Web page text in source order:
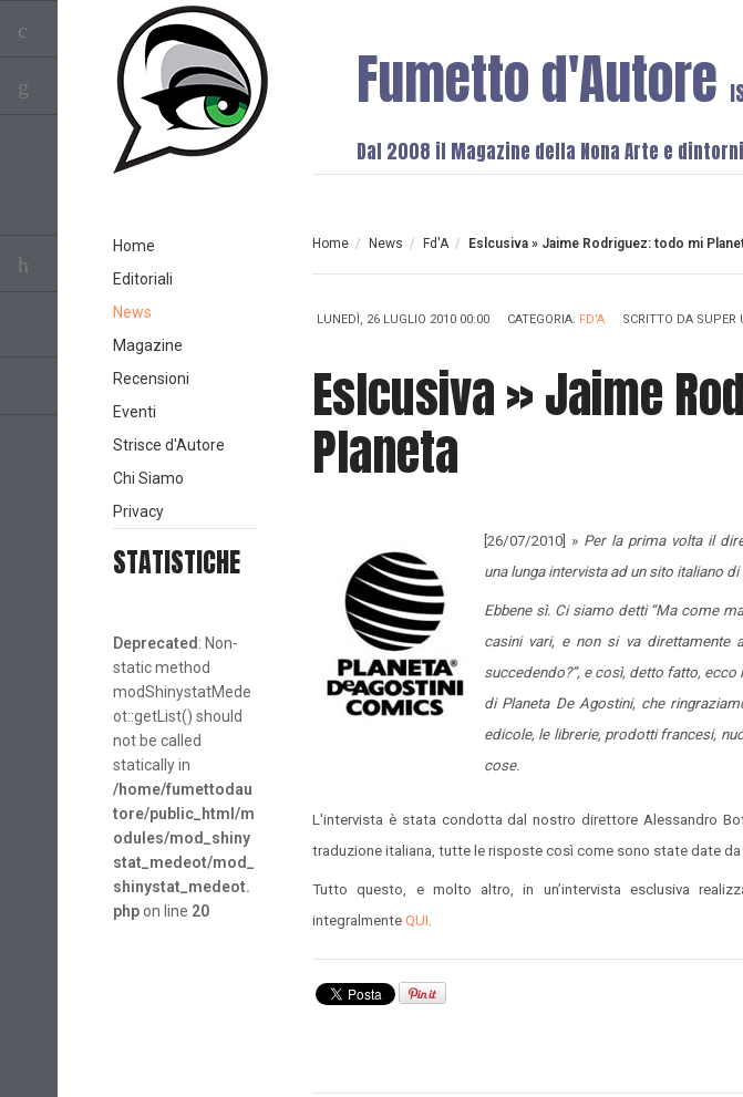
Fumetto d'Autore
Dal 2008 il Magazine della Nona Arte e
Home / News / Fd'A / Eslcusiva » Jaime Rodriguez: todo mi
LUNEDÌ, 26 LUGLIO 2010 00:00 CATEGORIA: FD'A SCRITTO DA SUPER
Eslcusiva » Jaime
Planeta
[26/07/2010] » Per la prima volta il
una lunga intervista ad un sito italiano
Ebbene sì. Ci siamo detti “Ma come
casini vari, e non si va direttamente
succedendo?”, e così, detto fatto,
di Planeta De Agostini, che
edicole, le librerie, prodotti francesi,
cose.
L'intervista è stata condotta dal nostro direttore Alessandro
traduzione italiana, tutte le risposte così come sono state date da
Tutto questo, e molto altro, in un’intervista esclusiva
integralmente QUI.
Home
Editoriali
News
Magazine
Recensioni
Eventi
Strisce d'Autore
Chi Siamo
Privacy
STATISTICHE
Deprecated : Non-
static method
modShinystatMede
ot::getList() should
not be called
statically in
/home/fumettodau
tore/public_html/m
odules/mod_shiny
stat_medeot/mod_
shinystat_medeot.
phpon line 20